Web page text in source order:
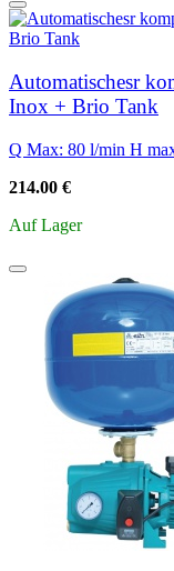
Automatischesr
Inox + Brio Tank
Q Max: 80 l/min H
214.00 €
Auf Lager